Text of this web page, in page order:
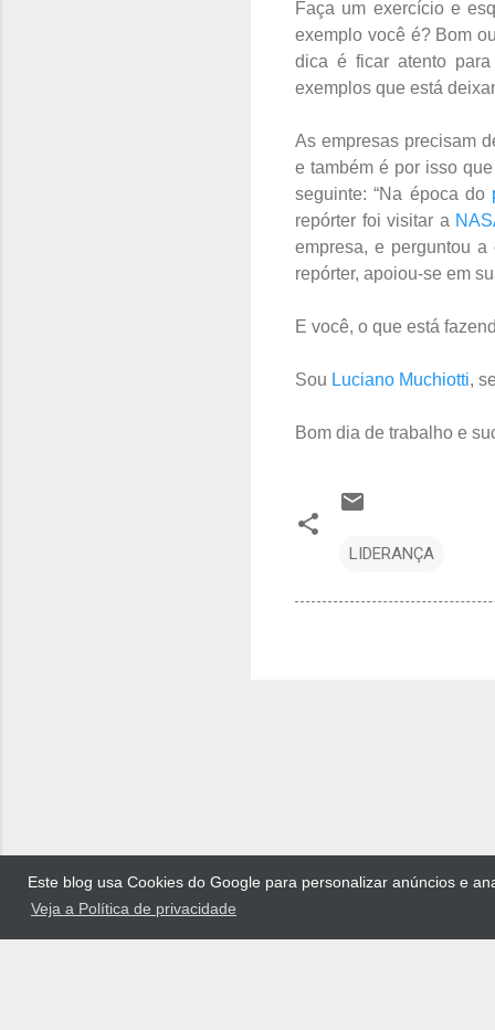
Este blog usa Cookies do Google para personalizar anúncios e
Veja a Política de privacidade
Faça um exercício e
exemplo você é? Bom
dica é ficar atento
exemplos que está
As empresas precisam
e também é por isso
seguinte: “Na época do
repórter foi visitar a
empresa, e perguntou
repórter, apoiou-se em
E você, o que está
Sou Luciano Muchiotti,
Bom dia de trabalho e
LIDERANÇA